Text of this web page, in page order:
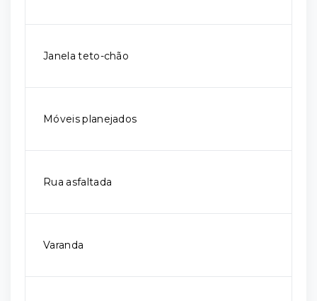
Janela teto-chão
Móveis planejados
Rua asfaltada
Varanda